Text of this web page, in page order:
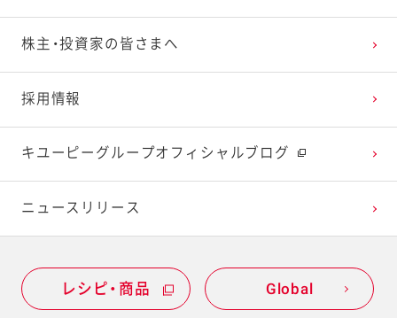
株主・投資家の皆さまへ
採用情報
キユーピーグループオフィシャルブログ
ニュースリリース
レシピ・商品 Global